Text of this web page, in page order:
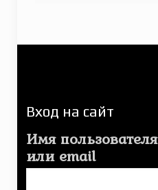
Вход на сайт
Имя пользователя
или email